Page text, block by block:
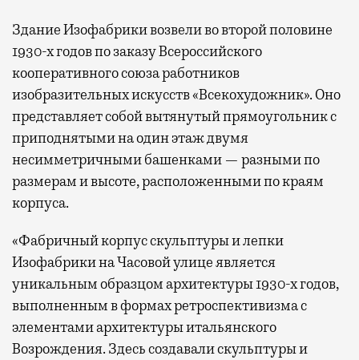
Здание Изофабрики возвели во второй половине
1930-х годов по заказу Всероссийского
кооперативного союза работников
изобразительных искусств «Всекохудожник». Оно
представляет собой вытянутый прямоугольник с
приподнятыми на один этаж двумя
несимметричными башенками — разными по
размерам и высоте, расположенными по краям
корпуса.
«Фабричный корпус скульптуры и лепки
Изофабрики на Часовой улице является
уникальным образцом архитектуры 1930-х годов,
выполненным в формах ретроспективизма с
элементами архитектуры итальянского
Возрождения. Здесь создавали скульптуры и